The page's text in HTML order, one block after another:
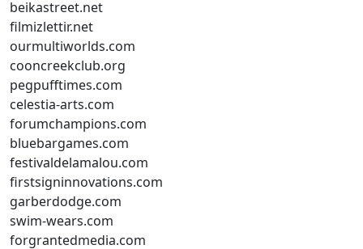
beikastreet.net
filmizlettir.net
ourmultiworlds.com
cooncreekclub.org
pegpufftimes.com
celestia-arts.com
forumchampions.com
bluebargames.com
festivaldelamalou.com
firstsigninnovations.com
garberdodge.com
swim-wears.com
forgrantedmedia.com